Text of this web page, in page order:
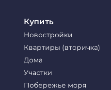
Купить
Новостройки
Квартиры (вторичка)
Дома
Участки
Побережье моря